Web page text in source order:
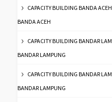
CAPACITY BUILDING BANDA
BANDA ACEH
CAPACITY BUILDING BANDAR
BANDAR LAMPUNG
CAPACITY BUILDING BANDAR
BANDAR LAMPUNG